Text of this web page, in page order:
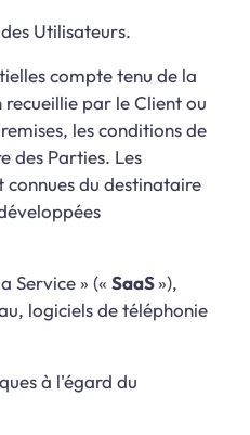
Utilisateurs.
compte tenu de la
par le Client ou
les conditions de
des Parties. Les
du destinataire
Service » (« SaaS»),
logiciels de téléphonie
à l'égard du